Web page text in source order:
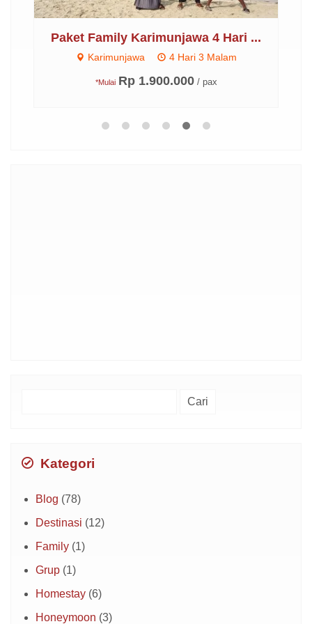
Paket Family Karimunjawa 4 Hari ...
Karimunjawa 4 Hari 3 Malam
*Mulai Rp 1.900.000 / pax
Kategori
Blog (78)
Destinasi (12)
Family (1)
Grup (1)
Homestay (6)
Honeymoon (3)